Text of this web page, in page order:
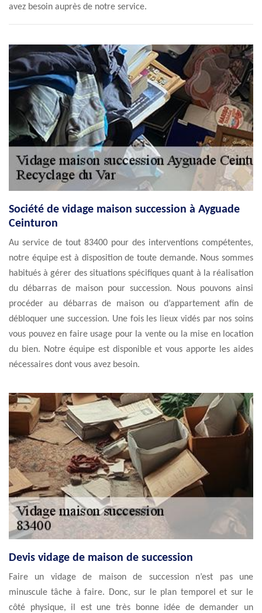
avez besoin auprès de notre service.
Société de vidage maison succession à Ayguade
Ceinturon
Au service de tout 83400 pour des interventions compétentes,
notre équipe est à disposition de toute demande. Nous sommes
habitués à gérer des situations spécifiques quant à la réalisation
du débarras de maison pour succession. Nous pouvons ainsi
procéder au débarras de maison ou d’appartement afin de
débloquer une succession. Une fois les lieux vidés par nos soins
vous pouvez en faire usage pour la vente ou la mise en location
du bien. Notre équipe est disponible et vous apporte les aides
nécessaires dont vous avez besoin.
Devis vidage de maison de succession
Faire un vidage de maison de succession n’est pas une
minuscule tâche à faire. Donc, sur le plan temporel et sur le
côté physique, il est une très bonne idée de demander un